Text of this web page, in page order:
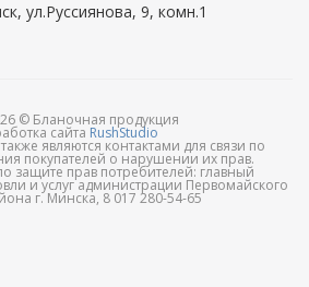
ул.Руссиянова, 9, комн.1
© Бланочная продукция
сайта RushStudio
являются контактами для связи по
покупателей о нарушении их прав.
защите прав потребителей: главный
и услуг администрации Первомайского
г. Минска, 8 017 280-54-65